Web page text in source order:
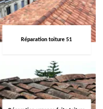
Réparation toiture 51